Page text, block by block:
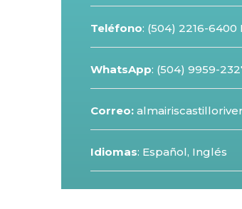
Teléfono: (504) 2216-6400
WhatsApp: (504) 9959-
Correo:
Idiomas: Español, Inglés